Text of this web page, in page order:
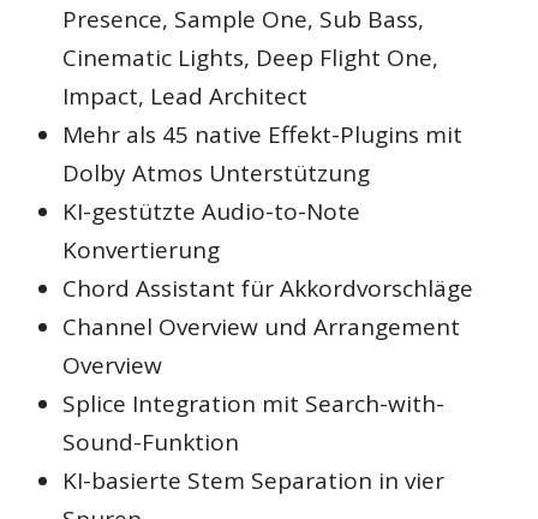
Presence, Sample One, Sub Bass,
Cinematic Lights, Deep Flight One,
Impact, Lead Architect
Mehr als 45 native Effekt-Plugins mit
Dolby Atmos Unterstützung
KI-gestützte Audio-to-Note
Konvertierung
Chord Assistant für Akkordvorschläge
Channel Overview und Arrangement
Overview
Splice Integration mit Search-with-
Sound-Funktion
KI-basierte Stem Separation in vier